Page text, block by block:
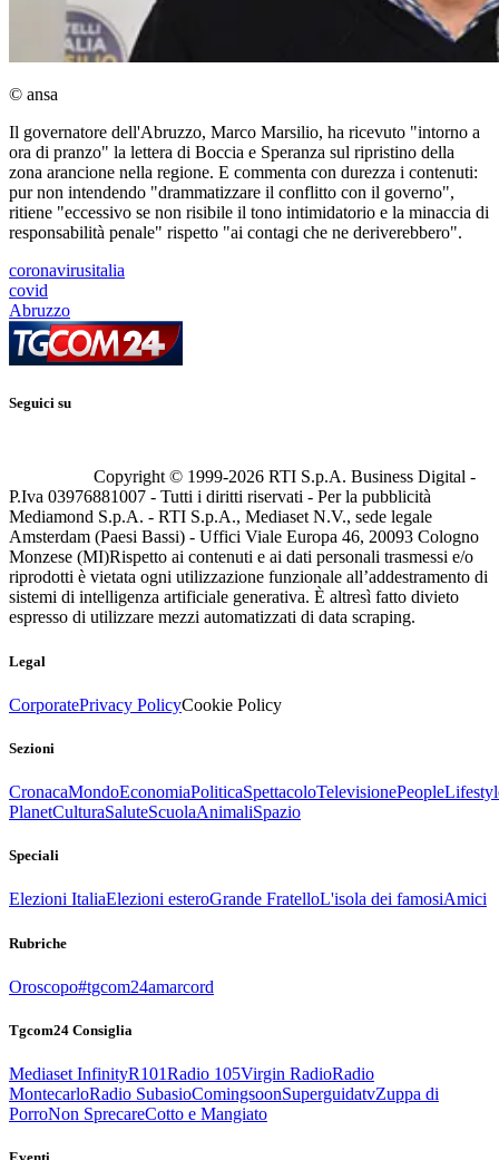
© ansa
Il governatore dell'Abruzzo, Marco Marsilio, ha ricevuto "intorno a
ora di pranzo" la lettera di Boccia e Speranza sul ripristino della
zona arancione nella regione. E commenta con durezza i contenuti:
pur non intendendo "drammatizzare il conflitto con il governo",
ritiene "eccessivo se non risibile il tono intimidatorio e la minaccia di
responsabilità penale" rispetto "ai contagi che ne deriverebbero".
coronavirusitalia
covid
Abruzzo
Seguici su
Copyright © 1999-2026 RTI S.p.A. Business Digital -
P.Iva 03976881007 - Tutti i diritti riservati - Per la pubblicità
Mediamond S.p.A. - RTI S.p.A., Mediaset N.V., sede legale
Amsterdam (Paesi Bassi) - Uffici Viale Europa 46, 20093 Cologno
Monzese (MI)Rispetto ai contenuti e ai dati personali trasmessi e/o
riprodotti è vietata ogni utilizzazione funzionale all’addestramento di
sistemi di intelligenza artificiale generativa. È altresì fatto divieto
espresso di utilizzare mezzi automatizzati di data scraping.
Legal
CorporatePrivacy PolicyCookie Policy
Sezioni
CronacaMondoEconomiaPoliticaSpettacoloTelevisionePeople
PlanetCulturaSaluteScuolaAnimaliSpazio
Speciali
Elezioni ItaliaElezioni esteroGrande FratelloL'isola dei famosiAmici
Rubriche
Oroscopo#tgcom24amarcord
Tgcom24 Consiglia
Mediaset InfinityR101Radio 105Virgin RadioRadio
MontecarloRadio SubasioComingsoonSuperguidatvZuppa di
PorroNon SprecareCotto e Mangiato